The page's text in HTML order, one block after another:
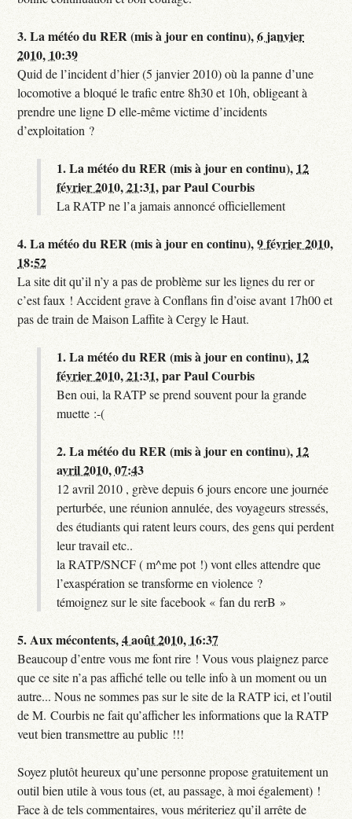
3.La météo du RER (mis à jour en continu),6 janvier
2010, 10:39
Quid de l’incident d’hier (5 janvier 2010) où la panne d’une
locomotive a bloqué le trafic entre 8h30 et 10h, obligeant à
prendre une ligne D elle-même victime d’incidents
d’exploitation ?
1.La météo du RER (mis à jour en continu), 12
février 2010, 21:31,parPaul Courbis
La RATP ne l’a jamais annoncé officiellement
4.La météo du RER (mis à jour en continu),9 février 2010,
18:52
La site dit qu’il n’y a pas de problème sur les lignes du rer or
c’est faux ! Accident grave à Conflans fin d’oise avant 17h00 et
pas de train de Maison Laffite à Cergy le Haut.
1.La météo du RER (mis à jour en continu), 12
février 2010, 21:31,parPaul Courbis
Ben oui, la RATP se prend souvent pour la grande
muette :-(
2.La météo du RER (mis à jour en continu), 12
avril 2010, 07:43
12 avril 2010 , grève depuis 6 jours encore une journée
perturbée, une réunion annulée, des voyageurs stressés,
des étudiants qui ratent leurs cours, des gens qui perdent
leur travail etc..
la RATP/SNCF ( m^me pot !) vont elles attendre que
l’exaspération se transforme en violence ?
témoignez sur le site facebook « fan du rerB »
5.Aux mécontents,4 août 2010, 16:37
Beaucoup d’entre vous me font rire ! Vous vous plaignez parce
que ce site n’a pas affiché telle ou telle info à un moment ou un
autre... Nous ne sommes pas sur le site de la RATP ici, et l’outil
de M. Courbis ne fait qu’afficher les informations que la RATP
veut bien transmettre au public !!!
Soyez plutôt heureux qu’une personne propose gratuitement un
outil bien utile à vous tous (et, au passage, à moi également) !
Face à de tels commentaires, vous mériteriez qu’il arrête de